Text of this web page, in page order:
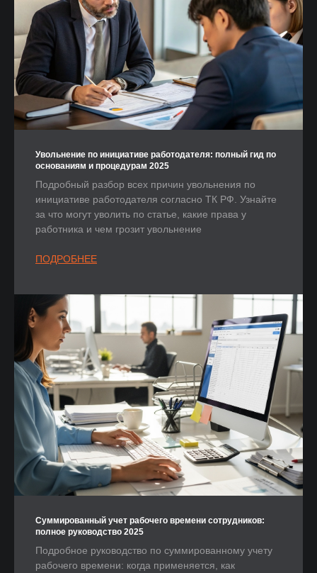
Увольнение по инициативе работодателя: полный гид по
основаниям и процедурам 2025
Подробный разбор всех причин увольнения по
инициативе работодателя согласно ТК РФ. Узнайте
за что могут уволить по статье, какие права у
работника и чем грозит увольнение
ПОДРОБНЕЕ
Суммированный учет рабочего времени сотрудников:
полное руководство 2025
Подробное руководство по суммированному учету
рабочего времени: когда применяется, как